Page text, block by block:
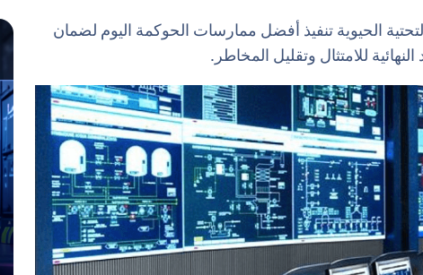
الحيوية تنفيذ أفضل ممارسات الحوكمة اليوم لضمان
للامتثال وتقليل المخاطر.